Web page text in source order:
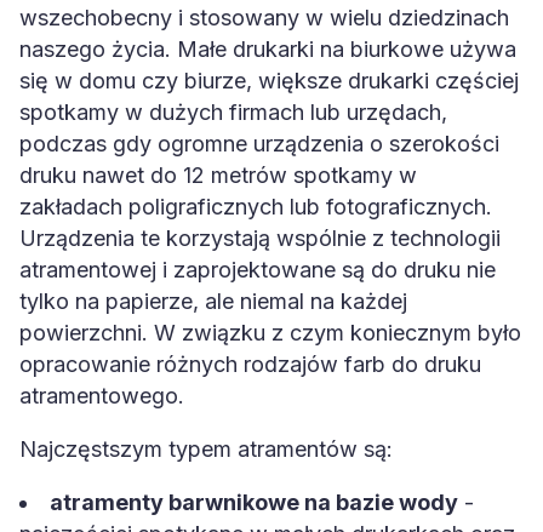
wszechobecny i stosowany w wielu dziedzinach
naszego życia. Małe drukarki na biurkowe używa
się w domu czy biurze, większe drukarki częściej
spotkamy w dużych firmach lub urzędach,
podczas gdy ogromne urządzenia o szerokości
druku nawet do 12 metrów spotkamy w
zakładach poligraficznych lub fotograficznych.
Urządzenia te korzystają wspólnie z technologii
atramentowej i zaprojektowane są do druku nie
tylko na papierze, ale niemal na każdej
powierzchni. W związku z czym koniecznym było
opracowanie różnych rodzajów farb do druku
atramentowego.
Najczęstszym typem atramentów są:
atramenty barwnikowe na bazie wody -